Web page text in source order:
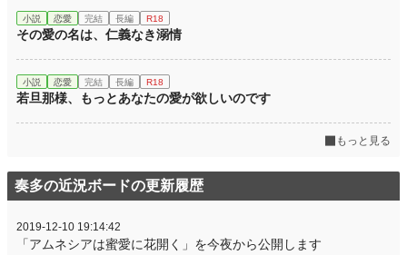
小説 恋愛 完結 長編 R18
その愛の名は、仁義なき溺情
小説 恋愛 完結 長編 R18
若旦那様、もっとあなたの愛が欲しいのです
もっと見る
奏多の近況ボードの更新履歴
2019-12-10 19:14:42
「アムネシアは蜜愛に花開く」を今夜から公開します